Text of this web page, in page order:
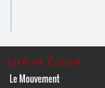
Lire et Écrire
Le Mouvement